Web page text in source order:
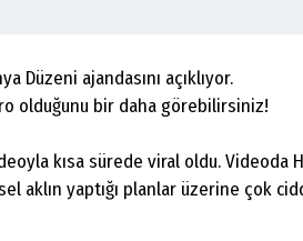
Düzeni ajandasını açıklıyor.
olduğunu bir daha görebilirsiniz!
kısa sürede viral oldu. Videoda
aklın yaptığı planlar üzerine çok